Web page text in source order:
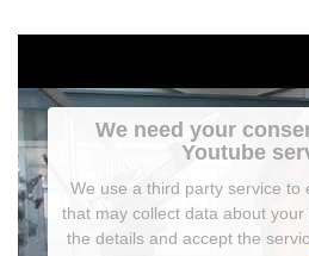
We need your
Youtube
We use a third party service to
that may collect data about your
the details and accept the